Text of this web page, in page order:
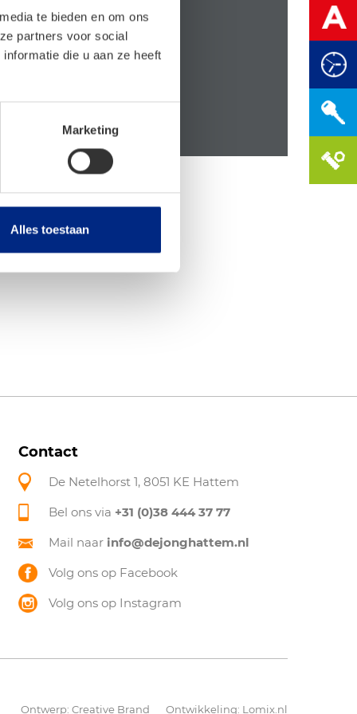
te bieden en om ons
partners voor social
die u aan ze heeft
Marketing
Alles toestaan
Contact
De Netelhorst 1, 8051 KE Hattem
Bel ons via +31 (0)38 444 37 77
Mail naar info@dejonghattem.nl
Volg ons op Facebook
Volg ons op Instagram
Ontwerp: Creative Brand Ontwikkeling: Lomix.nl